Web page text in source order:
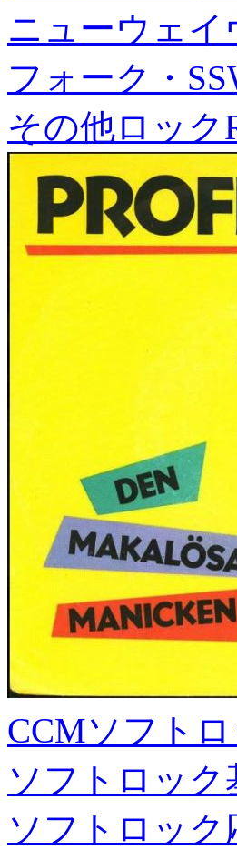
ニューウェイ
フォーク・
その他ロック
CCMソフトロ
ソフトロック
ソフトロック